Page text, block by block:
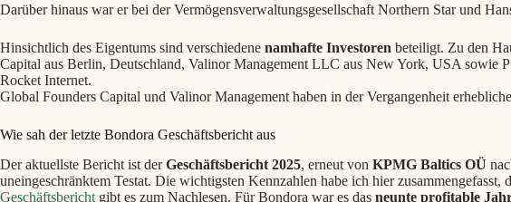
Darüber hinaus war er bei der Vermögensverwaltungsgesellschaft Northern Star und
Hinsichtlich des Eigentums sind verschiedene namhafte Investoren beteiligt. Zu den
Capital aus Berlin, Deutschland, Valinor Management LLC aus New York, USA sowie
Rocket Internet.
Global Founders Capital und Valinor Management haben in der Vergangenheit
Wie sah der letzte Bondora Geschäftsbericht aus
Der aktuellste Bericht ist derGeschäftsbericht 2025, erneut von KPMG Baltics OÜ
uneingeschränktem Testat. Die wichtigsten Kennzahlen habe ich hier zusammengefasst,
Geschäftsbericht gibt es zum Nachlesen. Für Bondora war es das neunte profitable